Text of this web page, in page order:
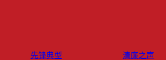
先锋典型 清廉之声